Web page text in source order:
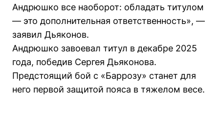
Андрюшко все наоборот: обладать титулом
— это дополнительная ответственность», —
заявил Дьяконов.
Андрюшко завоевал титул в декабре 2025
года, победив Сергея Дьяконова.
Предстоящий бой с «Баррозу» станет для
него первой защитой пояса в тяжелом весе.